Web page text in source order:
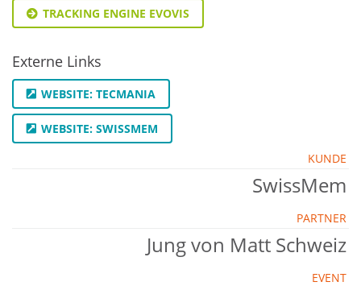
TRACKING ENGINE EVOVIS
Externe Links
WEBSITE: TECMANIA
WEBSITE: SWISSMEM
KUNDE
SwissMem
PARTNER
Jung von Matt Schweiz
EVENT